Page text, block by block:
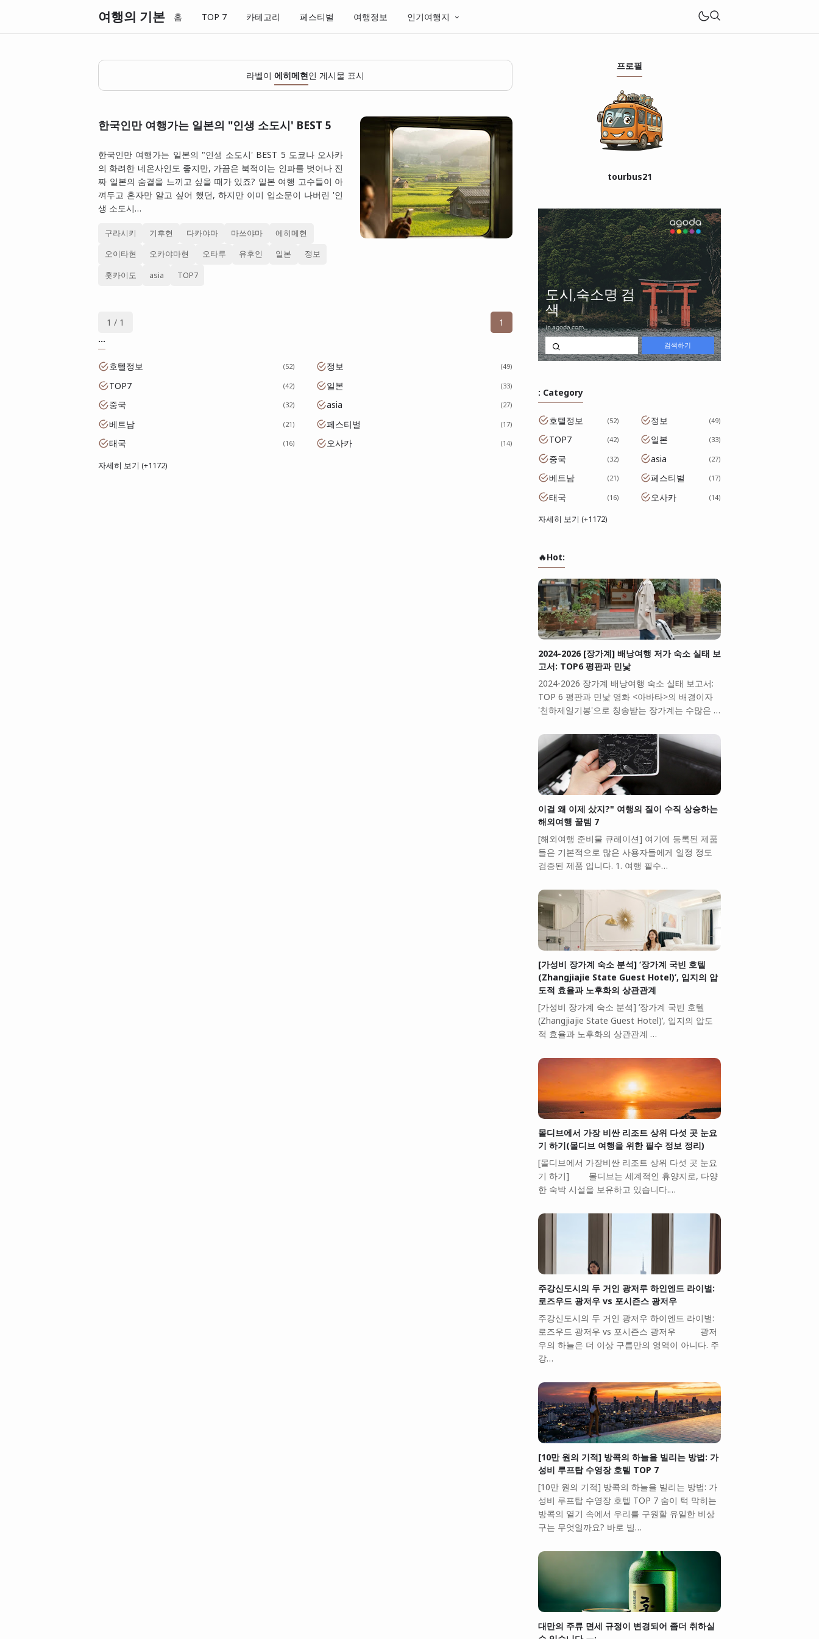
여행의 기본 홈 TOP 7 카테고리 페스티벌 여행정보 인기여행지
라벨이 에히메현인 게시물 표시
한국인만 여행가는 일본의 "인생 소도시' BEST 5
한국인만 여행가는 일본의 "인생 소도시' BEST 5 도쿄나 오사카
의 화려한 네온사인도 좋지만, 가끔은 북적이는 인파를 벗어나 진
짜 일본의 숨결을 느끼고 싶을 때가 있죠? 일본 여행 고수들이 아
껴두고 혼자만 알고 싶어 했던, 하지만 이미 입소문이 나버린 '인
생 소도시…
구라시키 기후현 다카야마 마쓰야마 에히메현
오이타현 오카야마현 오타루 유후인 일본 정보
훗카이도 asia TOP7
1 / 1
1
...
호텔정보 52 정보 49
TOP7 42 일본 33
중국 32 asia 27
베트남 21 페스티벌 17
태국 16 오사카 14
자세히 보기 (+1172)
프로필
tourbus21
: Category
호텔정보 52 정보 49
TOP7 42 일본 33
중국 32 asia 27
베트남 21 페스티벌 17
태국 16 오사카 14
자세히 보기 (+1172)
🔥Hot:
2024-2026 [장가계] 배낭여행 저가 숙소 실태 보
고서: TOP6 평판과 민낯
2024-2026 장가계 배낭여행 숙소 실태 보고서:
TOP 6 평판과 민낯 영화 <아바타>의 배경이자
'천하제일기봉'으로 칭송받는 장가계는 수많은 …
이걸 왜 이제 샀지?" 여행의 질이 수직 상승하는
해외여행 꿀템 7
[해외여행 준비물 큐레이션] 여기에 등록된 제품
들은 기본적으로 많은 사용자들에게 일정 정도
검증된 제품 입니다. 1. 여행 필수…
[가성비 장가계 숙소 분석] ‘장가계 국빈 호텔
(Zhangjiajie State Guest Hotel)’, 입지의 압
도적 효율과 노후화의 상관관계
[가성비 장가계 숙소 분석] ‘장가계 국빈 호텔
(Zhangjiajie State Guest Hotel)’, 입지의 압도
적 효율과 노후화의 상관관계 …
몰디브에서 가장 비싼 리조트 상위 다섯 곳 눈요
기 하기(몰디브 여행을 위한 필수 정보 정리)
[몰디브에서 가장비싼 리조트 상위 다섯 곳 눈요
기 하기] 몰디브는 세계적인 휴양지로, 다양
한 숙박 시설을 보유하고 있습니다.…
주강신도시의 두 거인 광저루 하인엔드 라이벌:
로즈우드 광저우 vs 포시즌스 광저우
주강신도시의 두 거인 광저우 하이엔드 라이벌:
로즈우드 광저우 vs 포시즌스 광저우 광저
우의 하늘은 더 이상 구름만의 영역이 아니다. 주
강…
[10만 원의 기적] 방콕의 하늘을 빌리는 방법: 가
성비 루프탑 수영장 호텔 TOP 7
[10만 원의 기적] 방콕의 하늘을 빌리는 방법: 가
성비 루프탑 수영장 호텔 TOP 7 숨이 턱 막히는
방콕의 열기 속에서 우리를 구원할 유일한 비상
구는 무엇일까요? 바로 빌…
대만의 주류 면세 규정이 변경되어 좀더 취하실